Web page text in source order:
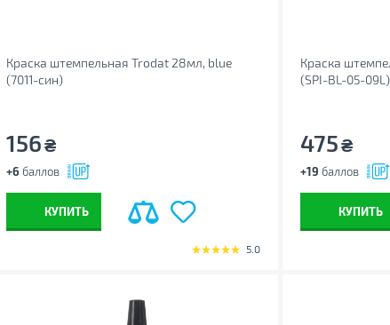
Краска штемпельная Trodat 28мл, blue
(7011-син)
156₴
+6 баллов
КУПИТЬ
5.0
Краска
(SPI-BL-05-09L)
475₴
+19 баллов
КУПИТЬ